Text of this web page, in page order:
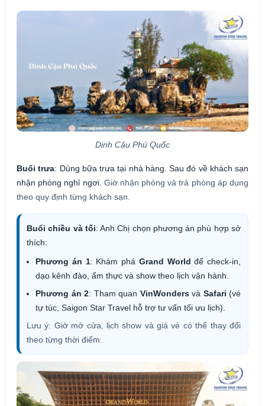
Dinh Cậu Phú Quốc
Buổi trưa: Dùng bữa trưa tại nhà hàng. Sau đó về khách sạn
nhận phòng nghỉ ngơi. Giờ nhận phòng và trả phòng áp dụng
theo quy định từng khách sạn.
Buổi chiều và tối: Anh Chị chọn phương án phù hợp sở
thích:
Phương án 1: Khám phá Grand World để check-in,
dạo kênh đào, ẩm thực và show theo lịch vận hành.
Phương án 2: Tham quan VinWondersvà Safari (vé
tự túc, Saigon Star Travel hỗ trợ tư vấn tối ưu lịch).
Lưu ý: Giờ mở cửa, lịch show và giá vé có thể thay đổi
theo từng thời điểm.